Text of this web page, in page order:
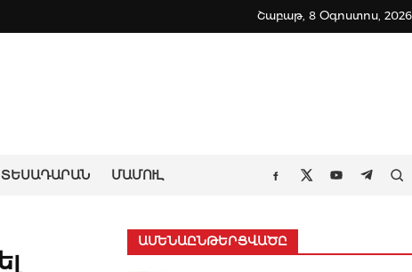
Շաբաթ, 8 Օգոստոս, 2026
ՏԵՍԱԴԱՐԱՆ ՄԱՄՈՒԼ
Facebook
TwitterYoutube
ԱՄԵՆԱԸՆԹԵՐՑՎԱԾԸ